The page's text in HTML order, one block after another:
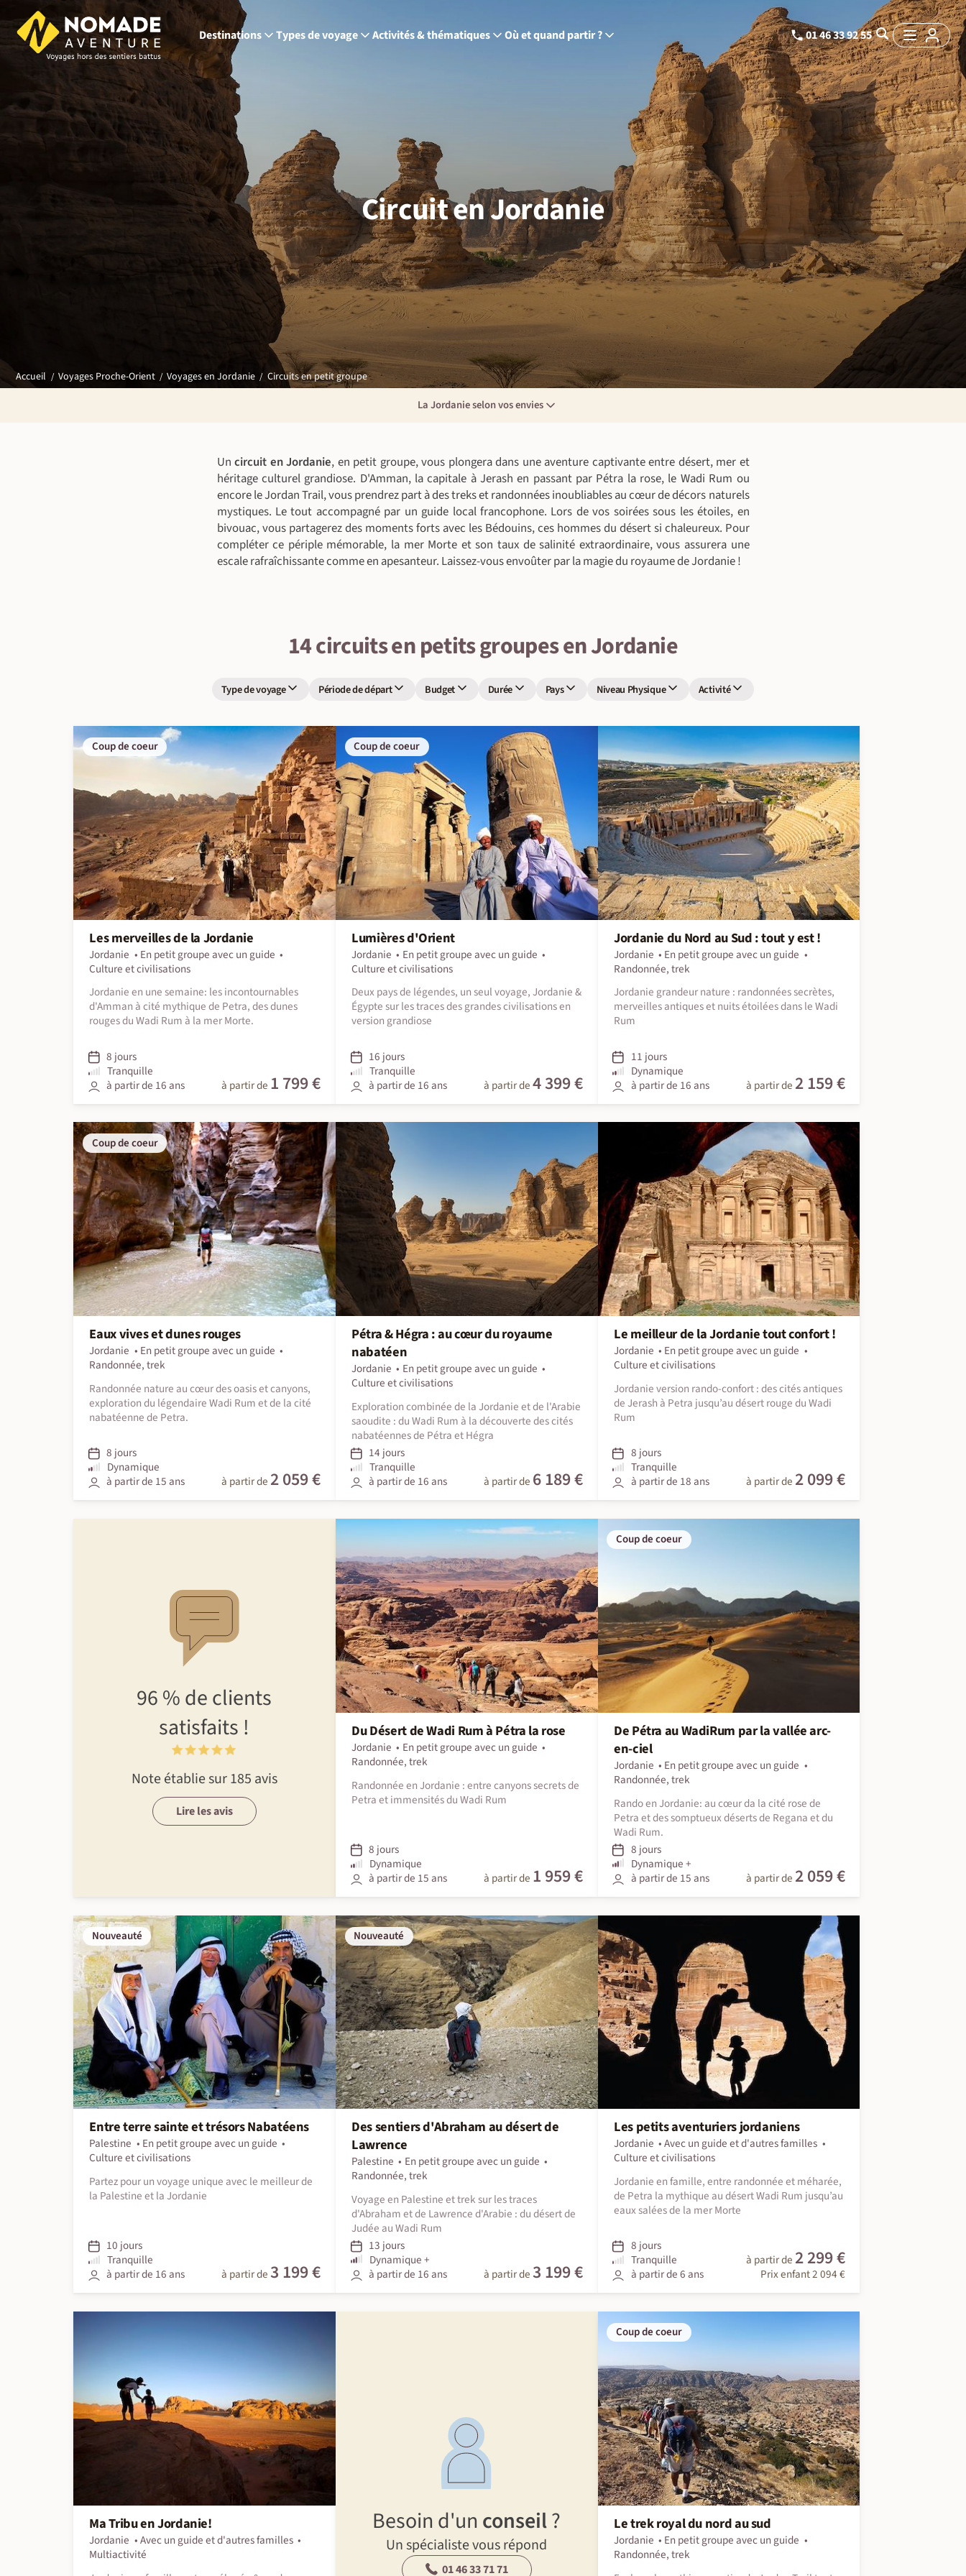
Destinations Types de voyage Activités & thématiques Où et quand partir ? 01 46 33 92 55
Circuit en Jordanie
Accueil Voyages Proche-Orient Voyages en Jordanie Circuits en petit groupe
La Jordanie selon vos envies
Un circuit en Jordanie, en petit groupe, vous plongera dans une aventure captivante entre désert, mer et
héritage culturel grandiose. D'Amman, la capitale à Jerash en passant par Pétra la rose, le Wadi Rum ou
encore le Jordan Trail, vous prendrez part à des treks et randonnées inoubliables au cœur de décors naturels
mystiques. Le tout accompagné par un guide local francophone. Lors de vos soirées sous les étoiles, en
bivouac, vous partagerez des moments forts avec les Bédouins, ces hommes du désert si chaleureux. Pour
compléter ce périple mémorable, la mer Morte et son taux de salinité extraordinaire, vous assurera une
escale rafraîchissante comme en apesanteur. Laissez-vous envoûter par la magie du royaume de Jordanie !
14 circuits en petits groupes en Jordanie
Type de voyage Période de départ Budget Durée Pays Niveau Physique Activité
Coup de coeur
Les merveilles de la Jordanie
Jordanie
En petit groupe avec un guide
Culture et civilisations
Jordanie en une semaine: les incontournables
d'Amman à cité mythique de Petra, des dunes
rouges du Wadi Rum à la mer Morte.
8 jours
Tranquille
à partir de 16 ans
à partir de 1 799 €
Coup de coeur
Lumières d'Orient
Jordanie
En petit groupe avec un guide
Culture et civilisations
Deux pays de légendes, un seul voyage, Jordanie &
Égypte sur les traces des grandes civilisations en
version grandiose
16 jours
Tranquille
à partir de 16 ans
à partir de4 399 €
Jordanie du Nord au Sud : tout y est !
Jordanie
En petit groupe avec un guide
Randonnée, trek
Jordanie grandeur nature : randonnées secrètes,
merveilles antiques et nuits étoilées dans le Wadi
Rum
11 jours
Dynamique
à partir de 16 ans
à partir de 2 159 €
Coup de coeur
Eaux vives et dunes rouges
Jordanie
En petit groupe avec un guide
Randonnée, trek
Randonnée nature au cœur des oasis et canyons,
exploration du légendaire Wadi Rum et de la cité
nabatéenne de Petra.
8 jours
Dynamique
à partir de 15 ans
à partir de 2 059 €
Pétra & Hégra : au cœur du royaume
nabatéen
Jordanie
En petit groupe avec un guide
Culture et civilisations
Exploration combinée de la Jordanie et de l'Arabie
saoudite : du Wadi Rum à la découverte des cités
nabatéennes de Pétra et Hégra
14 jours
Tranquille
à partir de 16 ans
à partir de 6 189 €
Le meilleur de la Jordanie tout confort !
Jordanie
En petit groupe avec un guide
Culture et civilisations
Jordanie version rando-confort : des cités antiques
de Jerash à Petra jusqu’au désert rouge du Wadi
Rum
8 jours
Tranquille
à partir de 18 ans
à partir de 2 099 €
96 %de clients
satisfaits !
Note établie sur 185 avis
Lire les avis
Du Désert de Wadi Rum à Pétra la rose
Jordanie
En petit groupe avec un guide
Randonnée, trek
Randonnée en Jordanie : entre canyons secrets de
Petra et immensités du Wadi Rum
8 jours
Dynamique
à partir de 15 ans
à partir de 1 959 €
Coup de coeur
De Pétra au WadiRum par la vallée arc-
en-ciel
Jordanie
En petit groupe avec un guide
Randonnée, trek
Rando en Jordanie: au cœur da la cité rose de
Petra et des somptueux déserts de Regana et du
Wadi Rum.
8 jours
Dynamique +
à partir de 15 ans
à partir de 2 059 €
Nouveauté
Entre terre sainte et trésors Nabatéens
Palestine
En petit groupe avec un guide
Culture et civilisations
Partez pour un voyage unique avec le meilleur de
la Palestine et la Jordanie
10 jours
Tranquille
à partir de 16 ans
à partir de 3 199 €
Nouveauté
Des sentiers d'Abraham au désert de
Lawrence
Palestine
En petit groupe avec un guide
Randonnée, trek
Voyage en Palestine et trek sur les traces
d'Abraham et de Lawrence d'Arabie : du désert de
Judée au Wadi Rum
13 jours
Dynamique +
à partir de 16 ans
à partir de 3 199 €
Les petits aventuriers jordaniens
Jordanie
Avec un guide et d'autres familles
Culture et civilisations
Jordanie en famille, entre randonnée et méharée,
de Petra la mythique au désert Wadi Rum jusqu’au
eaux salées de la mer Morte
8 jours
Tranquille
à partir de 6 ans
à partir de 2 299 €
Prix enfant 2 094 €
Ma Tribu en Jordanie!
Jordanie
Avec un guide et d'autres familles
Multiactivité
Besoin d'un conseil?
Un spécialiste vous répond
01 46 33 71 71
Coup de coeur
Le trek royal du nord au sud
Jordanie
En petit groupe avec un guide
Randonnée, trek